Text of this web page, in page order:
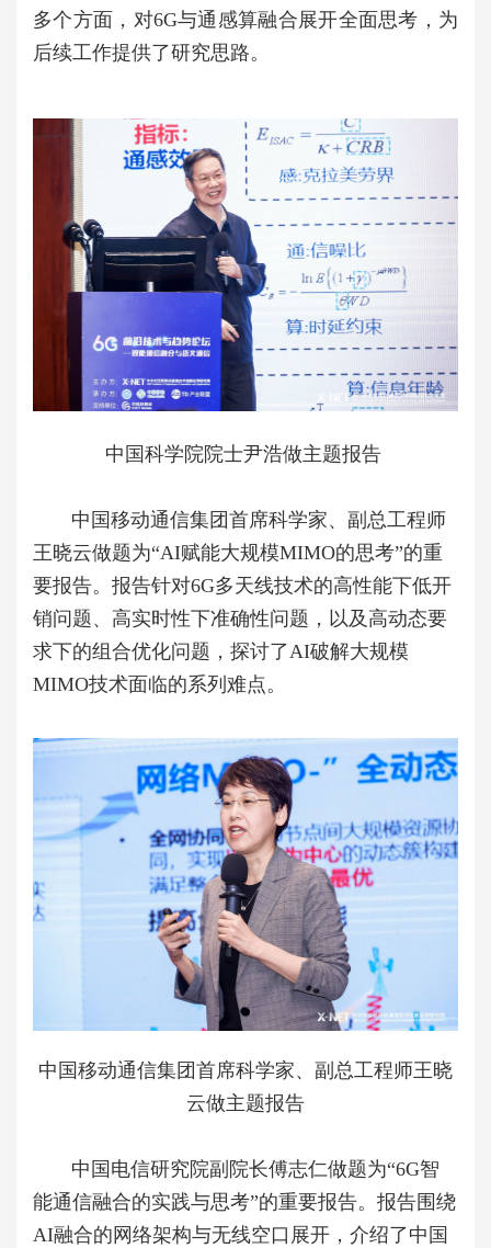
多个方面，对6G与通感算融合展开全面思考，为
后续工作提供了研究思路。
中国科学院院士尹浩做主题报告
中国移动通信集团首席科学家、副总工程师
王晓云做题为“AI赋能大规模MIMO的思考”的重
要报告。报告针对6G多天线技术的高性能下低开
销问题、高实时性下准确性问题，以及高动态要
求下的组合优化问题，探讨了AI破解大规模
MIMO技术面临的系列难点。
中国移动通信集团首席科学家、副总工程师王晓
云做主题报告
中国电信研究院副院长傅志仁做题为“6G智
能通信融合的实践与思考”的重要报告。报告围绕
AI融合的网络架构与无线空口展开，介绍了中国